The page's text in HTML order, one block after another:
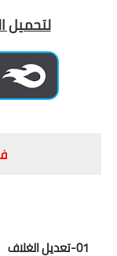
لتحميل
​01-تعديل الغلاف